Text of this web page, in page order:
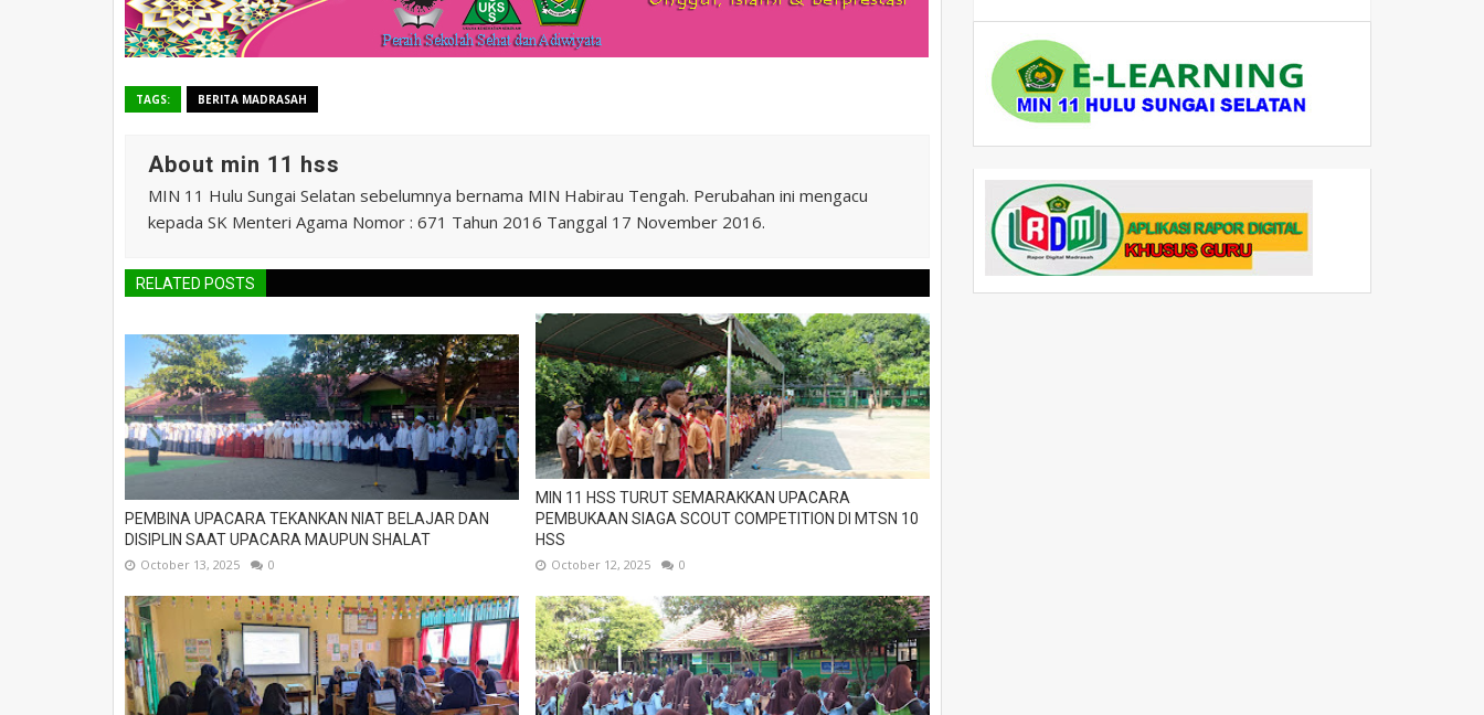
TAGS: BERITA MADRASAH
About min 11 hss
MIN 11 Hulu Sungai Selatan sebelumnya bernama MIN Habirau Tengah. Perubahan ini mengacu
kepada SK Menteri Agama Nomor : 671 Tahun 2016 Tanggal 17 November 2016.
RELATED POSTS
PEMBINA UPACARA TEKANKAN NIAT BELAJAR DAN
DISIPLIN SAAT UPACARA MAUPUN SHALAT
October 13, 2025 0
MIN 11 HSS TURUT SEMARAKKAN UPACARA
PEMBUKAAN SIAGA SCOUT COMPETITION DI MTSN 10
HSS
October 12, 2025 0